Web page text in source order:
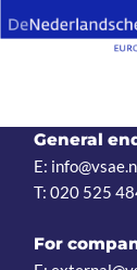
General
E:
T: 020 525
For